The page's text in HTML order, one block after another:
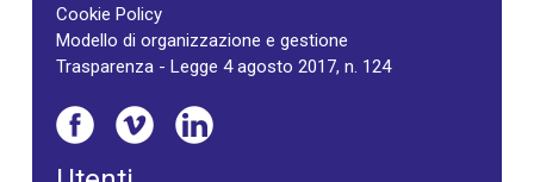
Cookie Policy
Modello di organizzazione e gestione
Trasparenza - Legge 4 agosto 2017, n. 124